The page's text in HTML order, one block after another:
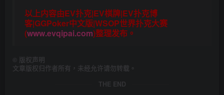
以上内容由EV扑克|EV棋牌|EV扑克博
客|GGPoker中文版|WSOP世界扑克大赛
(www.evqipai.com)整理发布。
©
版权声明
文章版权归作者所有，未经允许请勿转载。
THE END